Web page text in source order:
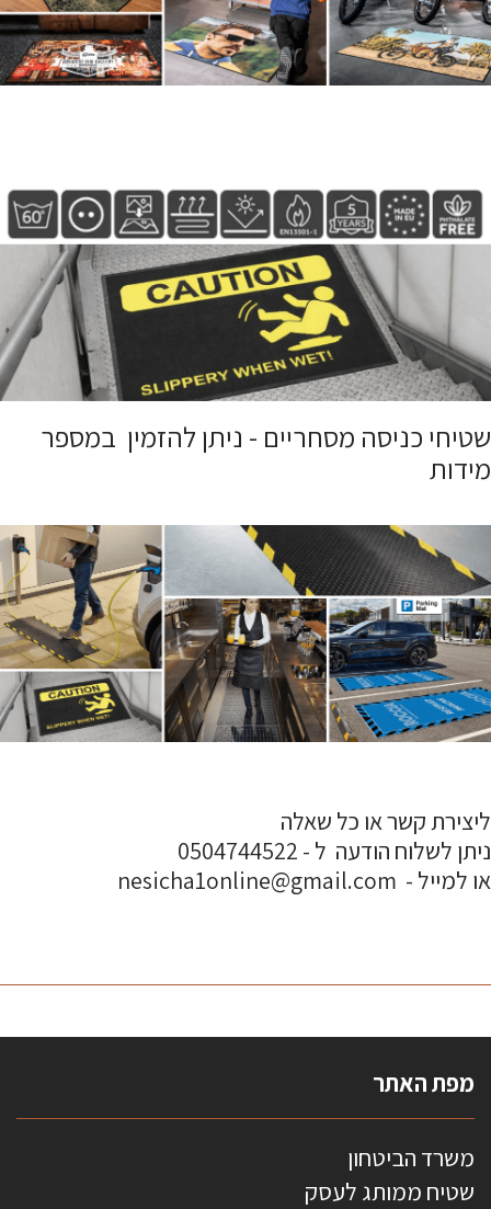
שטיחי כניסה מסחריים - ניתן להזמין במספר
מידות
ליצירת קשר או כל שאלה
ניתן לשלוח הודעה ל - 0504744522
או למייל - nesicha1online@gmail.com
מפת האתר
משרד הביטחון
שטיח ממותג לעסק